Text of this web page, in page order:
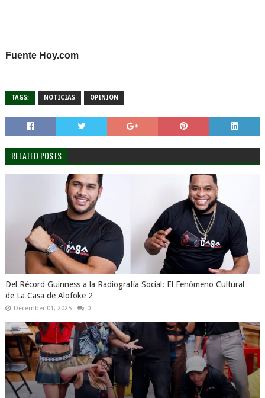
Fuente Hoy.com
TAGS: NOTICIAS OPINIÓN
RELATED POSTS
Del Récord Guinness a la Radiografía Social: El Fenómeno Cultural
de La Casa de Alofoke 2
December 01, 2025 0